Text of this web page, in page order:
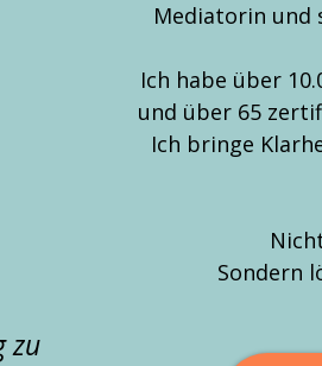
zu
Mediatorin und
Ich habe über
und über 65
Ich bringe
Sondern